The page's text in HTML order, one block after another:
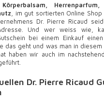
Körperbalsam,
, im gut sortierten Online
Dr. Pierre Ricaud
Und wer weiss wie,
bei einem Einkauf
das geht und was man in diesem
haben wir auch im
Dr. Pierre Ricaud